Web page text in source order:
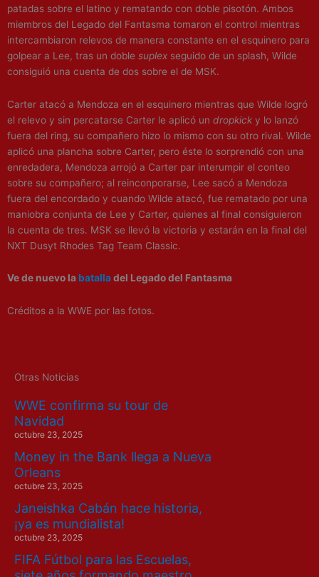
patadas sobre el latino y rematando con doble pisotón. Ambos
miembros del Legado del Fantasma tomaron el control mientras
intercambiaron relevos de manera constante en el esquinero para
golpear a Lee, tras un doble suplex seguido de un splash, Wilde
consiguió una cuenta de dos sobre el de MSK.
Carter atacó a Mendoza en el esquinero mientras que Wilde logró
el relevo y sin percatarse Carter le aplicó un dropkick y lo lanzó
fuera del ring, su compañero hizo lo mismo con su otro rival. Wilde
aplicó una plancha sobre Carter, pero éste lo sorprendió con una
enredadera, Mendoza arrojó a Carter par interumpir el conteo
sobre su compañero; al reinconporarse, Lee sacó a Mendoza
fuera del encordado y cuando Wilde atacó, fue rematado por una
maniobra conjunta de Lee y Carter, quienes al final consiguieron
la cuenta de tres. MSK se llevó la victoria y estarán en la final del
NXT Dusyt Rhodes Tag Team Classic.
Ve de nuevo la batalladel Legado del Fantasma
Créditos a la WWE por las fotos.
Otras Noticias
WWE confirma su tour de
Navidad
octubre 23, 2025
Money in the Bank llega a Nueva
Orleans
octubre 23, 2025
Janeishka Cabán hace historia,
¡ya es mundialista!
octubre 23, 2025
FIFA Fútbol para las Escuelas,